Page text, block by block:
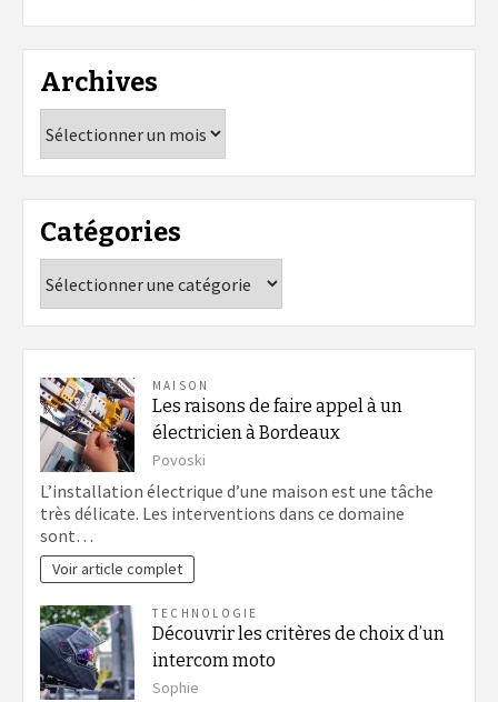
Archives
Catégories
MAISON
Les raisons de faire appel à un
électricien à Bordeaux
Povoski
L’installation électrique d’une maison est une tâche
très délicate. Les interventions dans ce domaine
sont…
Voir article complet
TECHNOLOGIE
Découvrir les critères de choix d’un
intercom moto
Sophie